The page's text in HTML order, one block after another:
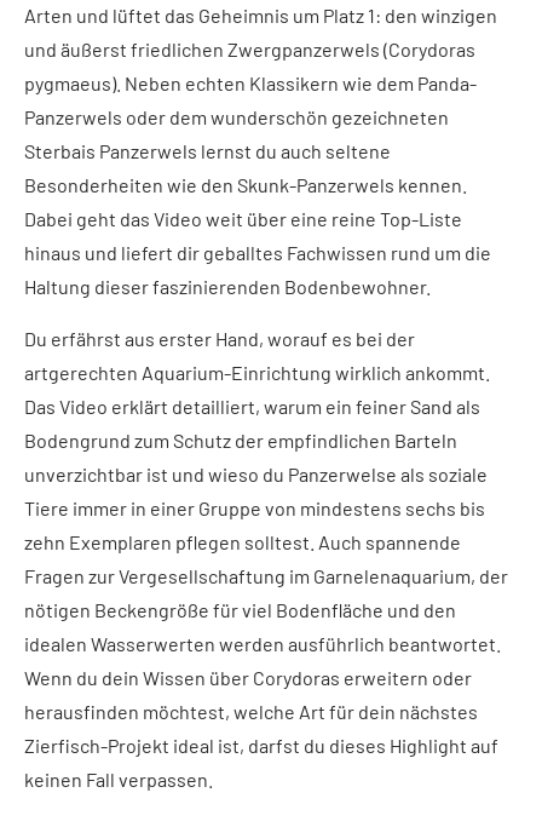
Arten und lüftet das Geheimnis um Platz 1: den winzigen
und äußerst friedlichen Zwergpanzerwels (Corydoras
pygmaeus). Neben echten Klassikern wie dem Panda-
Panzerwels oder dem wunderschön gezeichneten
Sterbais Panzerwels lernst du auch seltene
Besonderheiten wie den Skunk-Panzerwels kennen.
Dabei geht das Video weit über eine reine Top-Liste
hinaus und liefert dir geballtes Fachwissen rund um die
Haltung dieser faszinierenden Bodenbewohner.
Du erfährst aus erster Hand, worauf es bei der
artgerechten Aquarium-Einrichtung wirklich ankommt.
Das Video erklärt detailliert, warum ein feiner Sand als
Bodengrund zum Schutz der empfindlichen Barteln
unverzichtbar ist und wieso du Panzerwelse als soziale
Tiere immer in einer Gruppe von mindestens sechs bis
zehn Exemplaren pflegen solltest. Auch spannende
Fragen zur Vergesellschaftung im Garnelenaquarium, der
nötigen Beckengröße für viel Bodenfläche und den
idealen Wasserwerten werden ausführlich beantwortet.
Wenn du dein Wissen über Corydoras erweitern oder
herausfinden möchtest, welche Art für dein nächstes
Zierfisch-Projekt ideal ist, darfst du dieses Highlight auf
keinen Fall verpassen.